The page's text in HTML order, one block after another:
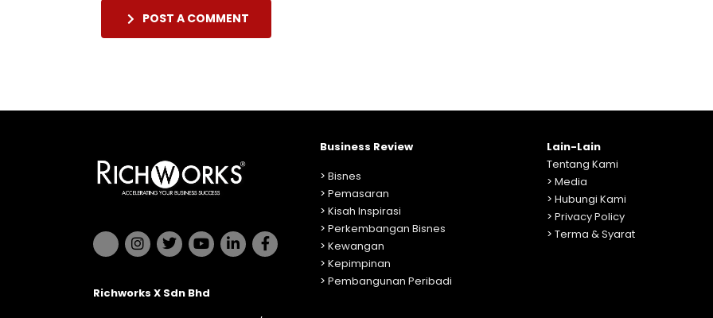
POST A COMMENT
Richworks X Sdn Bhd
Business Review
> Bisnes
> Pemasaran
> Kisah Inspirasi
> Perkembangan Bisnes
> Kewangan
> Kepimpinan
> Pembangunan Peribadi
Lain-Lain
Tentang Kami
> Media
> Hubungi Kami
> Privacy Policy
> Terma & Syarat